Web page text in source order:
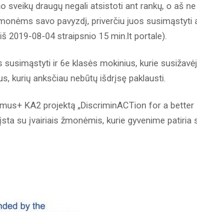
sveikų draugų negali atsistoti ant rankų, o aš
savo pavyzdį, priverčiu juos susimąstyti
2019-08-04 straipsnio 15 min.lt portale).
susimąstyti ir 6e klasės mokinius, kurie
kurių anksčiau nebūtų išdrįsę paklausti.
KA2 projektą „DiscriminACTion for a
su įvairiais žmonėmis, kurie gyvenime